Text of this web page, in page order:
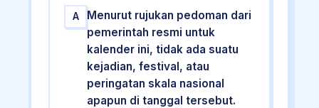
A
Menurut rujukan pedoman dari
pemerintah resmi untuk
kalender ini, tidak ada suatu
kejadian, festival, atau
peringatan skala nasional
apapun di tanggal tersebut.